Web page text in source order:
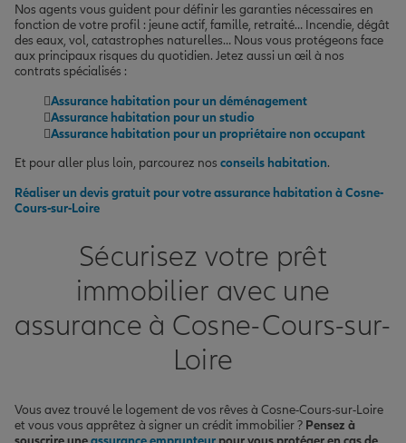
Nos agents vous guident pour définir les garanties nécessaires en
fonction de votre profil : jeune actif, famille, retraité… Incendie, dégât
des eaux, vol, catastrophes naturelles… Nous vous protégeons face
aux principaux risques du quotidien. Jetez aussi un œil à nos
contrats spécialisés :
Assurance habitation pour un déménagement
Assurance habitation pour un studio
Assurance habitation pour un propriétaire non occupant
Et pour aller plus loin, parcourez nos conseils habitation.
Réaliser un devis gratuit pour votre assurance habitation à Cosne-
Cours-sur-Loire
Sécurisez votre prêt
immobilier avec une
assurance à Cosne-Cours-sur-
Loire
Vous avez trouvé le logement de vos rêves à Cosne-Cours-sur-Loire
et vous vous apprêtez à signer un crédit immobilier ? Pensez à